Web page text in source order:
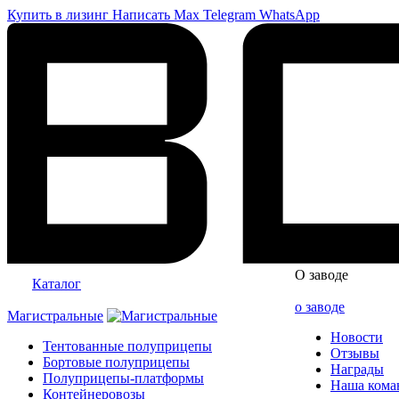
Купить в лизинг Написать Max Telegram WhatsApp
Каталог
Магистральные
Тентованные полуприцепы
Бортовые полуприцепы
Полуприцепы-платформы
Контейнеровозы
О заводе
о заводе
Новости
Отзывы
Награды
Наша